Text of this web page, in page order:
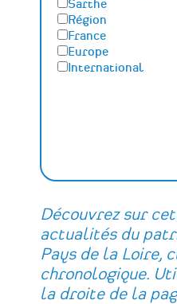
Découvrez sur
actualités du
Pays de la Loire,
chronologique.
la droite de la
Sarthe
Région
France
Europe
International